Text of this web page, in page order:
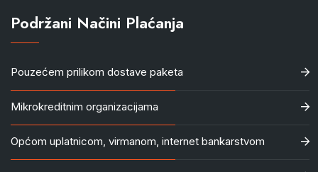
Podržani Načini Plaćanja
Pouzećem prilikom dostave paketa
Mikrokreditnim organizacijama
Općom uplatnicom, virmanom, internet bankarstvom